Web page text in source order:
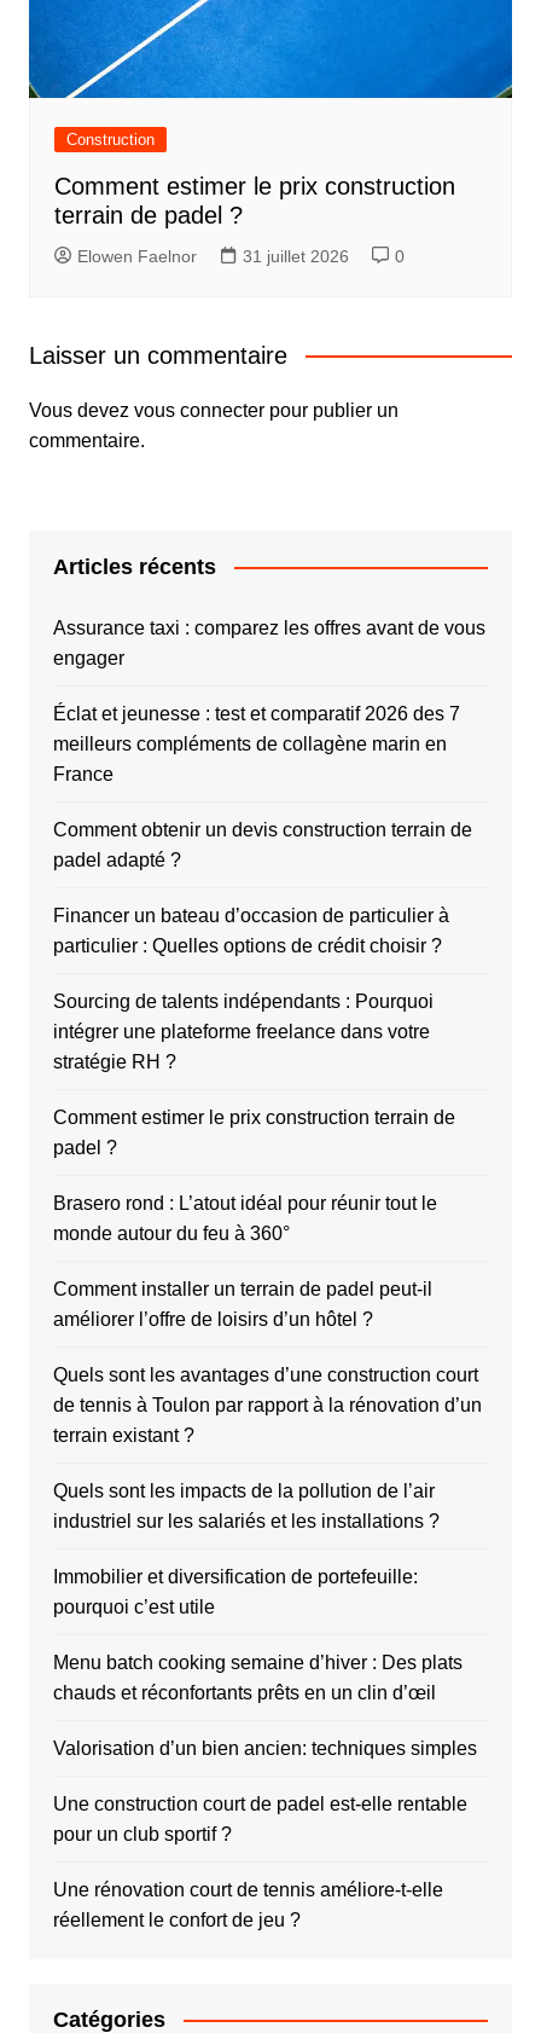
Construction
Comment estimer le prix construction
terrain de padel ?
Elowen Faelnor 31 juillet 2026 0
Laisser un commentaire
Vous devez vous connecterpour publier un
commentaire.
Articles récents
Assurance taxi : comparez les offres avant de vous
engager
Éclat et jeunesse : test et comparatif 2026 des 7
meilleurs compléments de collagène marin en
France
Comment obtenir un devis construction terrain de
padel adapté ?
Financer un bateau d’occasion de particulier à
particulier : Quelles options de crédit choisir ?
Sourcing de talents indépendants : Pourquoi
intégrer une plateforme freelance dans votre
stratégie RH ?
Comment estimer le prix construction terrain de
padel ?
Brasero rond : L’atout idéal pour réunir tout le
monde autour du feu à 360°
Comment installer un terrain de padel peut-il
améliorer l’offre de loisirs d’un hôtel ?
Quels sont les avantages d’une construction court
de tennis à Toulon par rapport à la rénovation d’un
terrain existant ?
Quels sont les impacts de la pollution de l’air
industriel sur les salariés et les installations ?
Immobilier et diversification de portefeuille:
pourquoi c’est utile
Menu batch cooking semaine d’hiver : Des plats
chauds et réconfortants prêts en un clin d’œil
Valorisation d’un bien ancien: techniques simples
Une construction court de padel est-elle rentable
pour un club sportif ?
Une rénovation court de tennis améliore-t-elle
réellement le confort de jeu ?
Catégories